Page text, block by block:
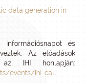
data generation in
információsnapot és
Az előadások
IHI honlapján:
events/ihi-call-